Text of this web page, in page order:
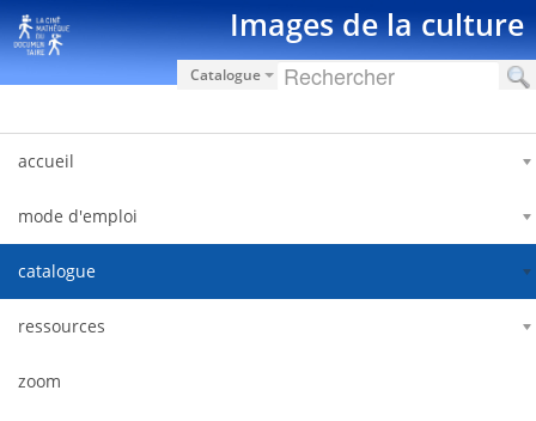
Saltar al contenido Images de la culture
Catalogue
accueil
mode d'emploi
catalogue
ressources
zoom